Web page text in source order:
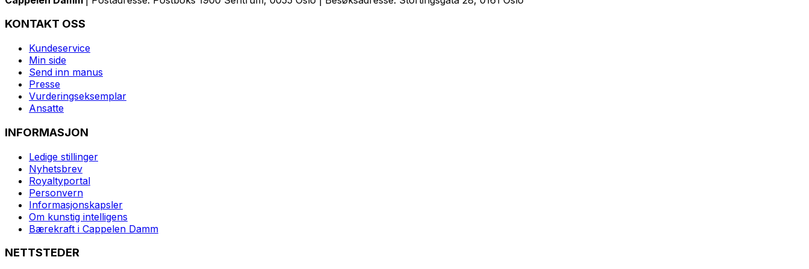
KONTAKT OSS
Kundeservice
Min side
Send inn manus
Presse
Vurderingseksemplar
Ansatte
INFORMASJON
Ledige stillinger
Nyhetsbrev
Royaltyportal
Personvern
Informasjonskapsler
Om kunstig intelligens
Bærekraft i Cappelen Damm
NETTSTEDER